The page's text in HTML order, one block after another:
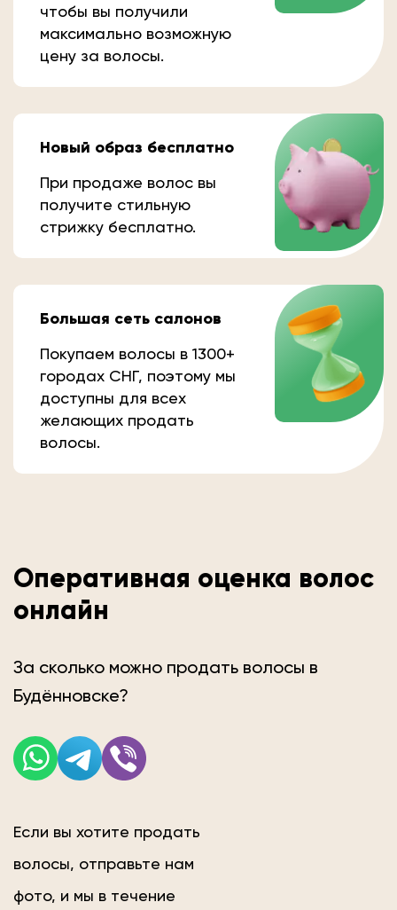
чтобы вы получили
максимально возможную
цену за волосы.
Новый образ бесплатно
При продаже волос вы
получите стильную
стрижку бесплатно.
Большая сеть салонов
Покупаем волосы в 1300+
городах СНГ, поэтому мы
доступны для всех
желающих продать
волосы.
Оперативная оценка волос
онлайн
За сколько можно продать волосы в
Будённовске?
Если вы хотите продать
волосы, отправьте нам
фото, и мы в течение